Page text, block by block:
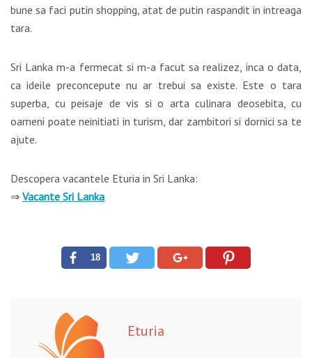
bune sa faci putin shopping, atat de putin raspandit in intreaga
tara.
Sri Lanka m-a fermecat si m-a facut sa realizez, inca o data,
ca ideile preconcepute nu ar trebui sa existe. Este o tara
superba, cu peisaje de vis si o arta culinara deosebita, cu
oameni poate neinitiati in turism, dar zambitori si dornici sa te
ajute.
Descopera vacantele Eturia in Sri Lanka:
⇒ Vacante Sri Lanka
18
Eturia